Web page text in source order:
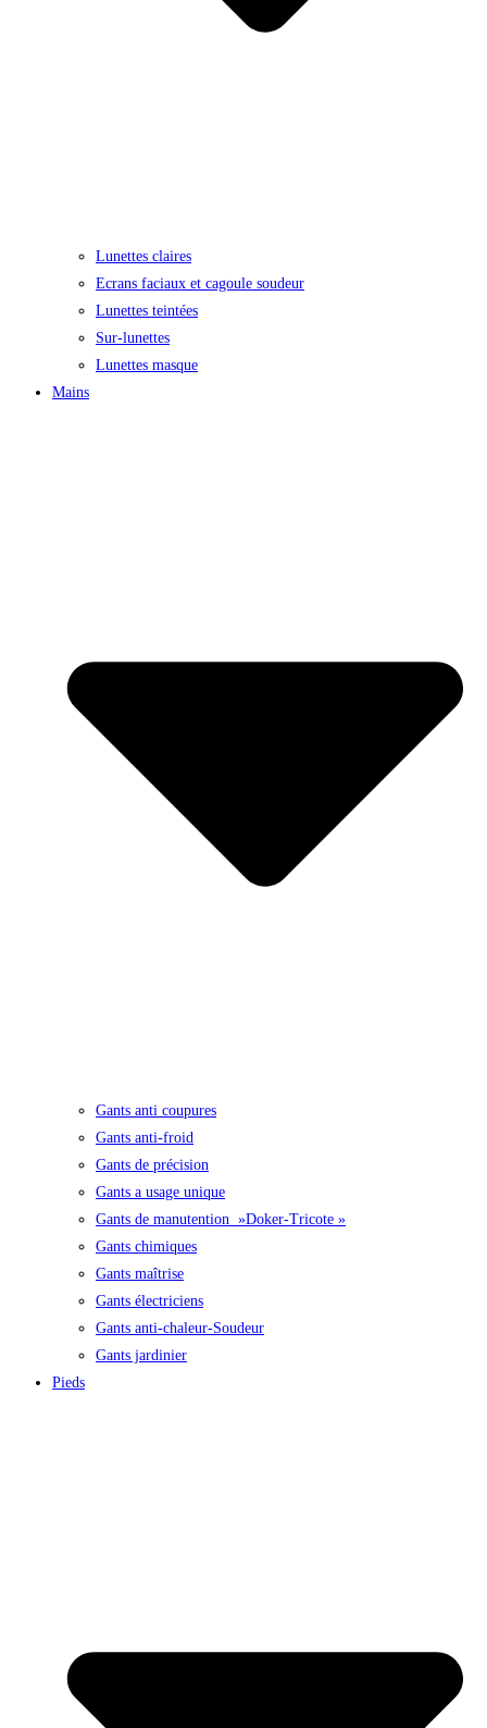
Lunettes claires
Ecrans faciaux et cagoule soudeur
Lunettes teintées
Sur-lunettes
Lunettes masque
Mains
Gants anti coupures
Gants anti-froid
Gants de précision
Gants a usage unique
Gants de manutention »Doker-Tricote »
Gants chimiques
Gants maîtrise
Gants électriciens
Gants anti-chaleur-Soudeur
Gants jardinier
Pieds